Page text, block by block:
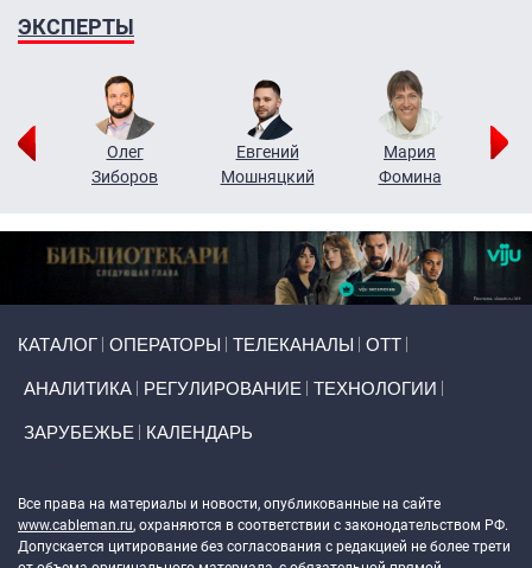
ЭКСПЕРТЫ
Олег
Зиборов
Евгений
Мошняцкий
Мария
Фомина
КАТАЛОГ ОПЕРАТОРЫ ТЕЛЕКАНАЛЫ ОТТ
АНАЛИТИКА РЕГУЛИРОВАНИЕ ТЕХНОЛОГИИ
ЗАРУБЕЖЬЕ КАЛЕНДАРЬ
Все права на материалы и новости, опубликованные на сайте
www.cableman.ru, охраняются в соответствии с законодательством РФ.
Допускается цитирование без согласования с редакцией не более трети